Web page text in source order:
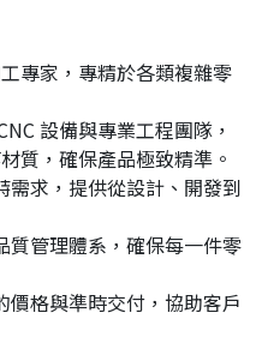
專家，專精於各類複雜零
設備與專業工程團隊，
質，確保產品極致精準。
求，提供從設計、開發到
管理體系，確保每一件零
格與準時交付，協助客戶